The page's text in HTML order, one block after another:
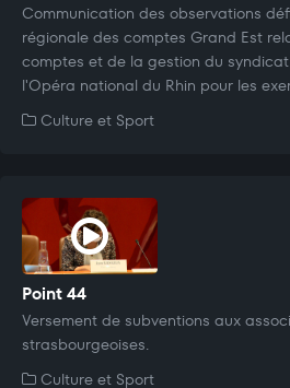
Communication des observations
régionale des comptes Grand Est
comptes et de la gestion du
l'Opéra national du Rhin pour les
Culture et Sport
Point 44
Versement de subventions aux
strasbourgeoises.
Culture et Sport